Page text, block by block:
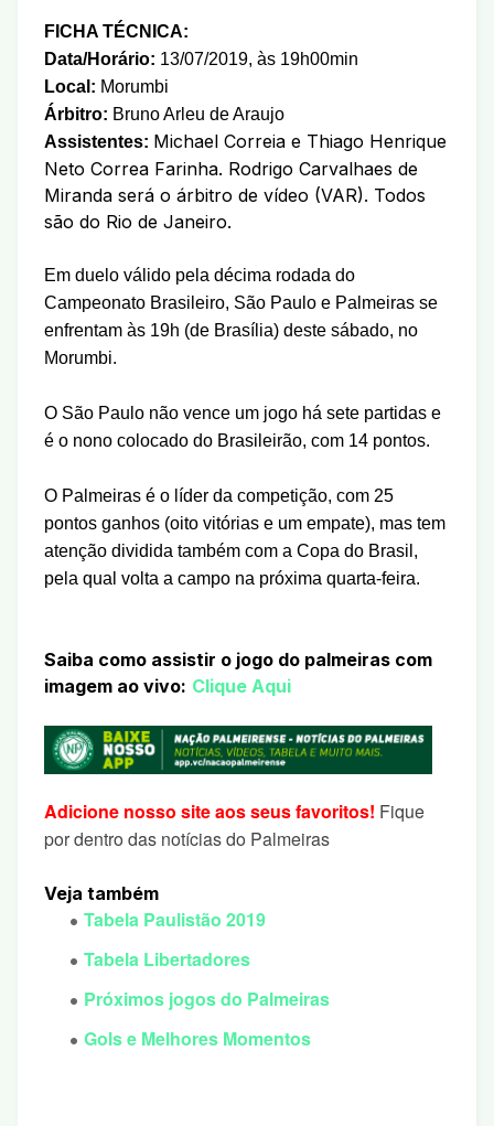
FICHA TÉCNICA:
Data/Horário: 13/07/2019, às 19h00min
Local: Morumbi
Árbitro: Bruno Arleu de Araujo
Assistentes: Michael Correia e Thiago Henrique
Neto Correa Farinha. Rodrigo Carvalhaes de
Miranda será o árbitro de vídeo (VAR). Todos
são do Rio de Janeiro.
Em duelo válido pela décima rodada do
Campeonato Brasileiro, São Paulo e Palmeiras se
enfrentam às 19h (de Brasília) deste sábado, no
Morumbi.
O São Paulo não vence um jogo há sete partidas e
é o nono colocado do Brasileirão, com 14 pontos.
O Palmeiras é o líder da competição, com 25
pontos ganhos (oito vitórias e um empate), mas tem
atenção dividida também com a Copa do Brasil,
pela qual volta a campo na próxima quarta-feira.
Saiba como assistir o jogo do palmeiras com
imagem ao vivo: Clique Aqui
Adicione nosso site aos seus favoritos! Fique
por dentro das notícias do Palmeiras
Veja também
Tabela Paulistão 2019
Tabela Libertadores
Próximos jogos do Palmeiras
Gols e Melhores Momentos